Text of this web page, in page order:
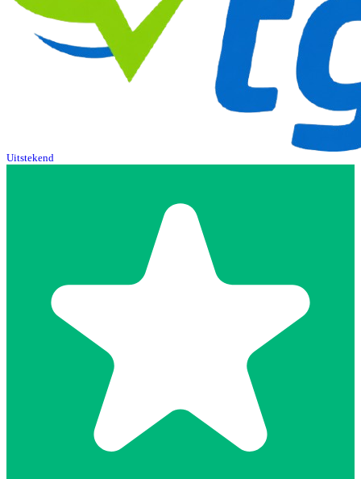
Uitstekend